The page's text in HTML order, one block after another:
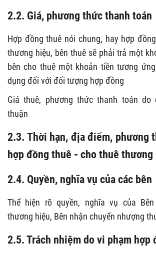
2.2. Giá, phương thức thanh toán
Hợp đồng thuê nói chung, hay hợp
thương hiệu, bên thuê sẽ phải trả một
bên cho thuê một khoản tiền tương
dụng đối với đối tượng hợp đồng
Giá thuê, phương thức thanh toán do
thuận
2.3. Thời hạn, địa điểm, phương
hợp đồng thuê - cho thuê thương
2.4. Quyền, nghĩa vụ của các bên
Thể hiện rõ quyền, nghĩa vụ của Bên
thương hiệu, Bên nhận chuyển nhượng
2.5. Trách nhiệm do vi phạm hợp